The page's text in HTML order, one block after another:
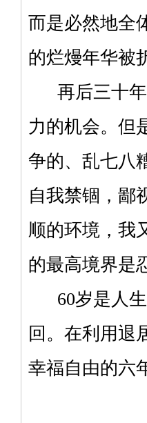
而是必然地全
的烂熳年华被
再后三十年
力的机会。但
争的、乱七八
自我禁锢，鄙
顺的环境，我
的最高境界是
60岁是人生
回。在利用退
幸福自由的六